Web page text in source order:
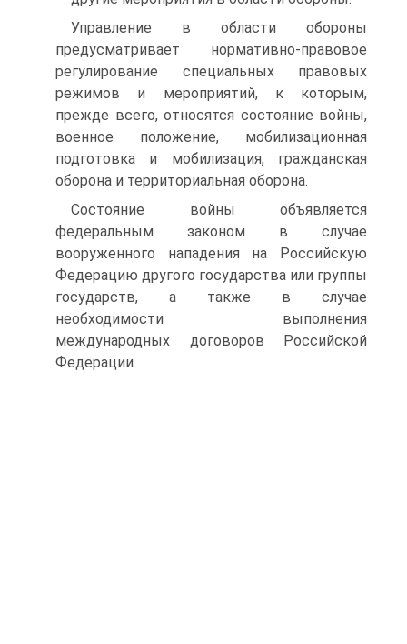
Управление в области обороны
предусматривает нормативно-правовое
регулирование специальных правовых
режимов и мероприятий, к которым,
прежде всего, относятся состояние войны,
военное положение, мобилизационная
подготовка и мобилизация, гражданская
оборона и территориальная оборона.
Состояние войны объявляется
федеральным законом в случае
вооруженного нападения на Российскую
Федерацию другого государства или группы
государств, а также в случае
необходимости выполнения
международных договоров Российской
Федерации.